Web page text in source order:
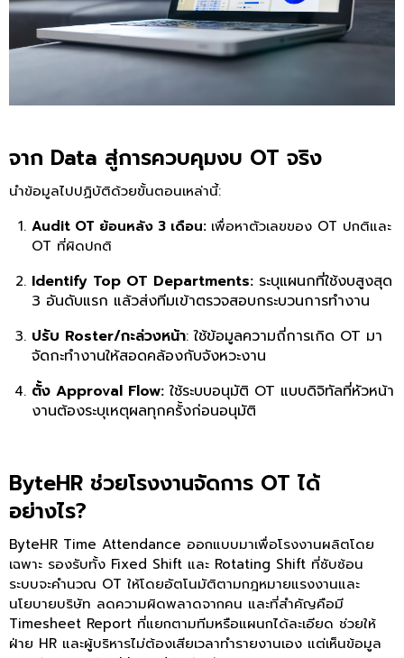
จาก Data สู่การควบคุมงบ OT จริง
นำข้อมูลไปปฏิบัติด้วยขั้นตอนเหล่านี้:
Audit OT ย้อนหลัง 3 เดือน: เพื่อหาตัวเลขของ OT ปกติและ
OT ที่ผิดปกติ
Identify Top OT Departments: ระบุแผนกที่ใช้งบสูงสุด
3 อันดับแรก แล้วส่งทีมเข้าตรวจสอบกระบวนการทำงาน
ปรับ Roster/กะล่วงหน้า: ใช้ข้อมูลความถี่การเกิด OT มา
จัดกะทำงานให้สอดคล้องกับจังหวะงาน
ตั้ง Approval Flow: ใช้ระบบอนุมัติ OT แบบดิจิทัลที่หัวหน้า
งานต้องระบุเหตุผลทุกครั้งก่อนอนุมัติ
ByteHR ช่วยโรงงานจัดการ OT ได้
อย่างไร?
ByteHR Time Attendance ออกแบบมาเพื่อโรงงานผลิตโดย
เฉพาะ รองรับทั้ง Fixed Shift และ Rotating Shift ที่ซับซ้อน
ระบบจะคำนวณ OT ให้โดยอัตโนมัติตามกฎหมายแรงงานและ
นโยบายบริษัท ลดความผิดพลาดจากคน และที่สำคัญคือมี
Timesheet Report ที่แยกตามทีมหรือแผนกได้ละเอียด ช่วยให้
ฝ่าย HR และผู้บริหารไม่ต้องเสียเวลาทำรายงานเอง แต่เห็นข้อมูล